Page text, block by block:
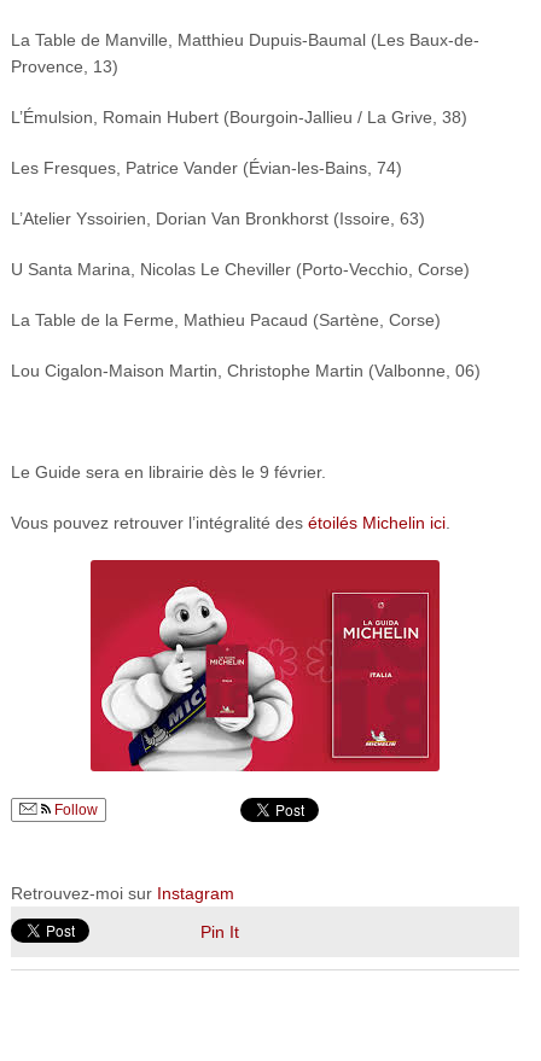
La Table de Manville, Matthieu Dupuis-Baumal (Les Baux-de-
Provence, 13)
L’Émulsion, Romain Hubert (Bourgoin-Jallieu / La Grive, 38)
Les Fresques, Patrice Vander (Évian-les-Bains, 74)
L’Atelier Yssoirien, Dorian Van Bronkhorst (Issoire, 63)
U Santa Marina, Nicolas Le Cheviller (Porto-Vecchio, Corse)
La Table de la Ferme, Mathieu Pacaud (Sartène, Corse)
Lou Cigalon-Maison Martin, Christophe Martin (Valbonne, 06)
Le Guide sera en librairie dès le 9 février.
Vous pouvez retrouver l’intégralité des étoilés Michelin ici.
Follow
Retrouvez-moi sur Instagram
Pin It